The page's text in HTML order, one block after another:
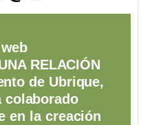
RELACIÓN
de Ubrique,
colaborado
en la creación